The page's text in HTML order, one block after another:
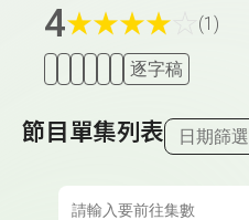
4★★★★ (1)
逐字稿
節目單集列表 日期篩選